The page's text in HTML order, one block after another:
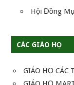
Hội Đồng
CÁC GIÁO HỌ
GIÁO HỌ CÁC